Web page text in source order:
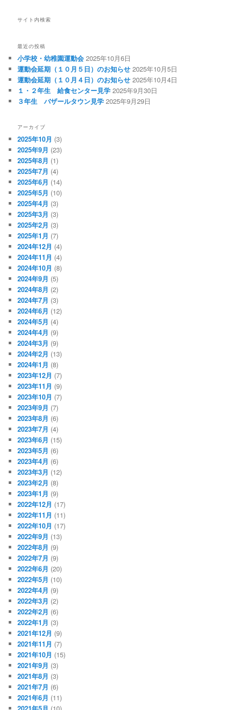
ョ
サイト内検索
最近の投稿
小学校・幼稚園運動会 2025年10月6日
運動会延期（１０月５日）のお知らせ 2025年10月5日
運動会延期（１０月４日）のお知らせ 2025年10月4日
１・２年生 給食センター見学 2025年9月30日
３年生 バザールタウン見学 2025年9月29日
アーカイブ
2025年10月 (3)
2025年9月 (23)
2025年8月 (1)
2025年7月 (4)
2025年6月 (14)
2025年5月 (10)
2025年4月 (3)
2025年3月 (3)
2025年2月 (3)
2025年1月 (7)
2024年12月 (4)
2024年11月 (4)
2024年10月 (8)
2024年9月 (5)
2024年8月 (2)
2024年7月 (3)
2024年6月 (12)
2024年5月 (4)
2024年4月 (9)
2024年3月 (9)
2024年2月 (13)
2024年1月 (8)
2023年12月 (7)
2023年11月 (9)
2023年10月 (7)
2023年9月 (7)
2023年8月 (6)
2023年7月 (4)
2023年6月 (15)
2023年5月 (6)
2023年4月 (6)
2023年3月 (12)
2023年2月 (8)
2023年1月 (9)
2022年12月 (17)
2022年11月 (11)
2022年10月 (17)
2022年9月 (13)
2022年8月 (9)
2022年7月 (9)
2022年6月 (20)
2022年5月 (10)
2022年4月 (9)
2022年3月 (2)
2022年2月 (6)
2022年1月 (3)
2021年12月 (9)
2021年11月 (7)
2021年10月 (15)
2021年9月 (3)
2021年8月 (3)
2021年7月 (6)
2021年6月 (11)
2021年5月 (10)